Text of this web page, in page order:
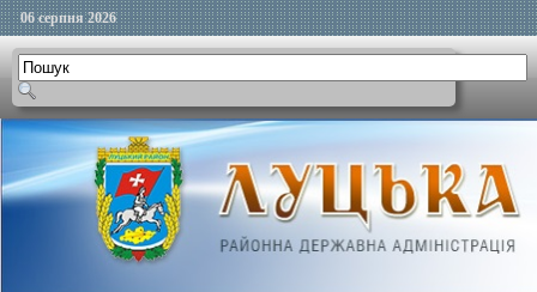
06 серпня 2026